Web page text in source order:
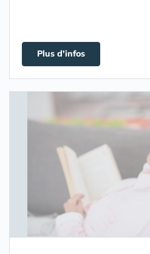
Plus d'infos